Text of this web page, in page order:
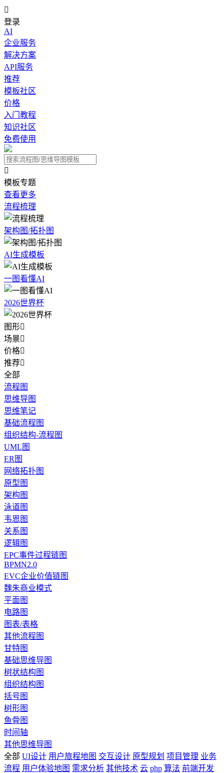

登录
AI
企业服务
解决方案
API服务
推荐
模板社区
价格
入门教程
知识社区
免费使用

模板专题
查看更多
流程梳理
架构图/拓扑图
AI生成模板
一图看懂AI
2026世界杯
图形
场景
价格
推荐
全部
流程图
思维导图
思维笔记
基础流程图
组织结构-流程图
UML图
ER图
网络拓扑图
原型图
架构图
泳道图
韦恩图
关系图
逻辑图
EPC事件过程链图
BPMN2.0
EVC企业价值链图
魏朱商业模式
平面图
电路图
图表/表格
其他流程图
甘特图
基础思维导图
树状结构图
组织结构图
括号图
树形图
鱼骨图
时间轴
其他思维导图
全部 UI设计 用户旅程地图 交互设计 原型规划 项目管理 业务
流程 用户体验地图 需求分析 其他技术 云 php 算法 前端开发